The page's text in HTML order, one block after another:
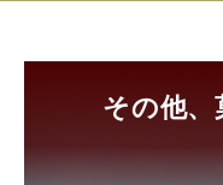
その他、